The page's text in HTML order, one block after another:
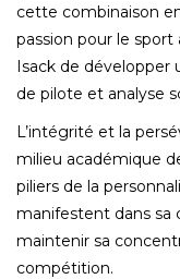
cette combinaison
passion pour le
Isack de développer
de pilote et analyse
L’intégrité et la
milieu académique
piliers de la
manifestent dans sa
maintenir sa
compétition.